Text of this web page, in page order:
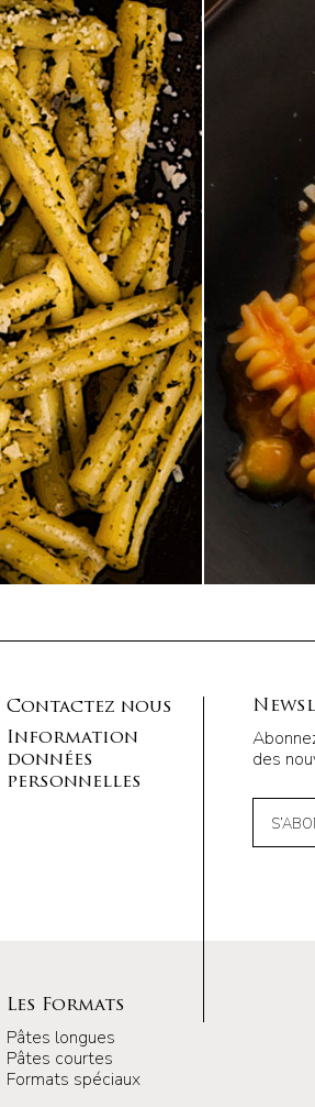
Contactez nous
Information
données
personnelles
des
Les Formats
Pâtes longues
Pâtes courtes
Formats spéciaux